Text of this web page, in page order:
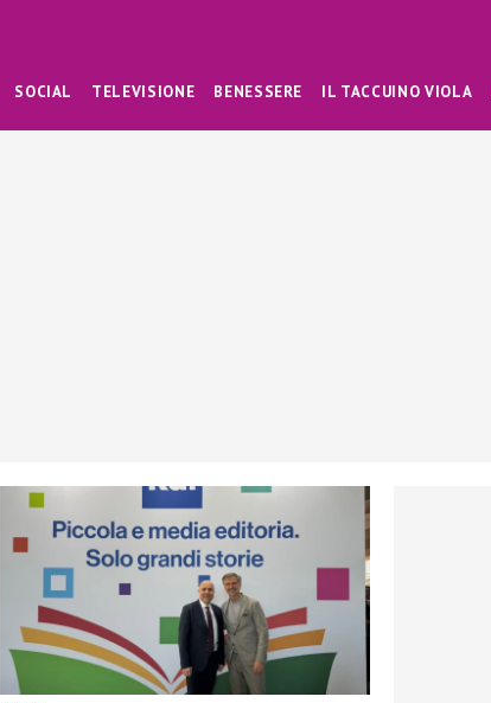
SOCIAL TELEVISIONE BENESSERE IL TACCUINO VIOLA